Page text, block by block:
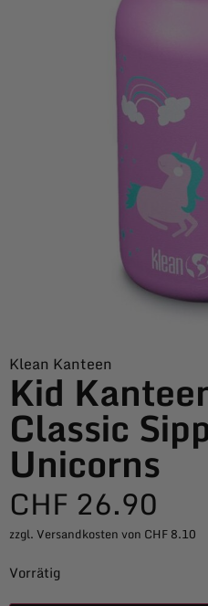
Klean Kanteen
Kid
Classic
Unicorns
CHF 26.90
zzgl. Versandkosten von CHF 8.10
Vorrätig